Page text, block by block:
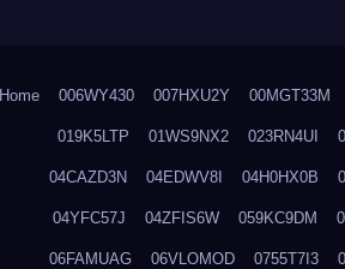
Home 006WY430 007HXU2Y 00MGT33M
019K5LTP 01WS9NX2 023RN4UI
04CAZD3N 04EDWV8I 04H0HX0B
04YFC57J 04ZFIS6W 059KC9DM
06FAMUAG 06VLOMOD 0755T7I3